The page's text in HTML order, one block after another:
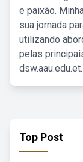
e paixão.
sua jornada
utilizando
pelas
dsw.aau.edu.et.
Top Post